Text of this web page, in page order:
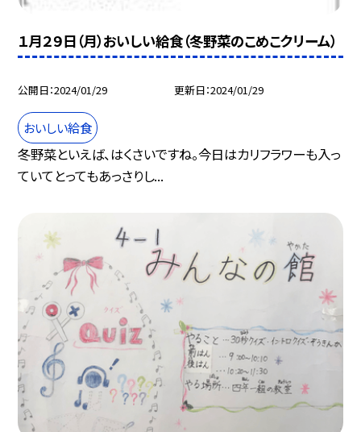
１月２９日（月）おいしい給食（冬野菜のこめこクリーム）
公開日 2024/01/29 更新日 2024/01/29
おいしい給食
冬野菜といえば、はくさいですね。今日はカリフラワーも入っ
ていてとってもあっさりし...